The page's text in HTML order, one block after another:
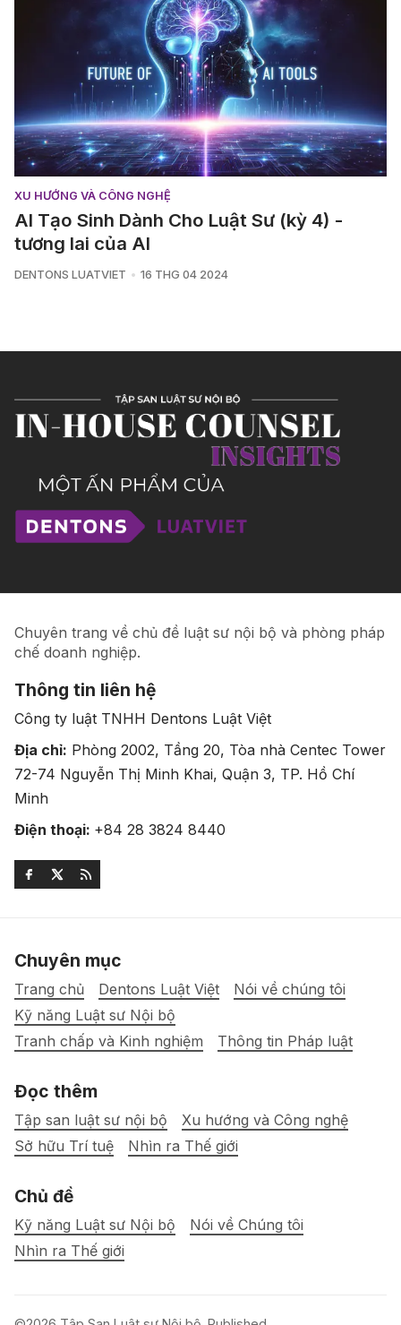
XU HƯỚNG VÀ CÔNG NGHỆ
AI Tạo Sinh Dành Cho Luật Sư (kỳ 4) -
tương lai của AI
DENTONS LUATVIET 16 THG 04 2024
Chuyên trang về chủ đề luật sư nội bộ và phòng pháp
chế doanh nghiệp.
Thông tin liên hệ
Công ty luật TNHH Dentons Luật Việt
Địa chỉ: Phòng 2002, Tầng 20, Tòa nhà Centec Tower
72-74 Nguyễn Thị Minh Khai, Quận 3, TP. Hồ Chí
Minh
Điện thoại: +84 28 3824 8440
Chuyên mục
Trang chủ Dentons Luật Việt
Nói về chúng tôi
Kỹ năng Luật sư Nội bộ
Tranh chấp và Kinh nghiệm
Thông tin Pháp luật
Đọc thêm
Tập san luật sư nội bộ
Xu hướng và Công nghệ
Sở hữu Trí tuệ
Nhìn ra Thế giới
Chủ đề
Kỹ năng Luật sư Nội bộ
Nói về Chúng tôi
Nhìn ra Thế giới